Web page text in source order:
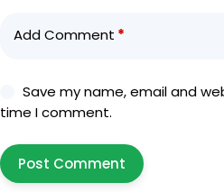
Add Comment *
Save my name, email and
time I comment.
Post Comment